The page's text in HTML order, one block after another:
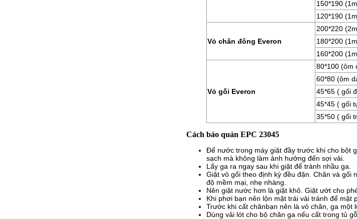
150*190
120*190
Vỏ chăn đông Everon
200*220
180*200
160*200
Vỏ gối Everon
80*100 (ôm
60*80 (ôm
45*65 ( gối
45*45 ( gối
35*50 ( gối
Cách bảo quản EPC 23045
Để nước trong máy giặt đầy trước khi cho bột
sạch mà không làm ảnh hưởng đến sợi vải.
Lấy ga ra ngay sau khi giặt để tránh nhầu ga.
Giặt vỏ gối theo định kỳ đều đặn. Chăn và
độ mềm mại, nhẹ nhàng.
Nên giặt nước hơn là giặt khô. Giặt ướt cho
Khi phơi bạn nên lộn mặt trái vải tránh để mặt
Trước khi cất chănbạn nên là vỏ chăn, ga một
Dùng vải lót cho bộ chăn ga nếu cất trong tủ